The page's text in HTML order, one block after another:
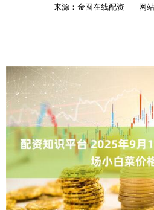
来源：金囤在线配资 网